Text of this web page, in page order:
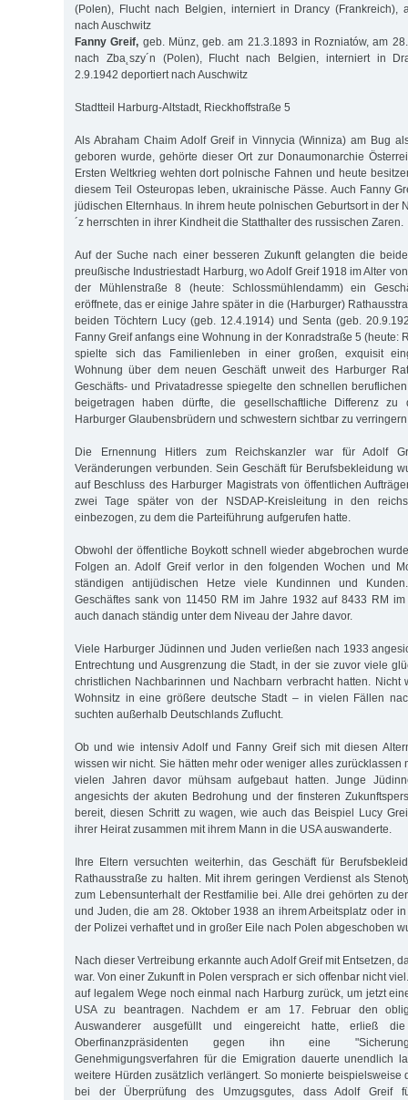
(Polen), Flucht nach Belgien, interniert in Drancy (Frankreich),
nach Auschwitz
Fanny Greif, geb. Münz, geb. am 21.3.1893 in Rozniatów, am
nach Zba˛szy´n (Polen), Flucht nach Belgien, interniert in
2.9.1942 deportiert nach Auschwitz
Stadtteil Harburg-Altstadt, Rieckhoffstraße 5
Als Abraham Chaim Adolf Greif in Vinnycia (Winniza) am Bug
geboren wurde, gehörte dieser Ort zur Donaumonarchie
Ersten Weltkrieg wehten dort polnische Fahnen und heute
diesem Teil Osteuropas leben, ukrainische Pässe. Auch Fanny
jüdischen Elternhaus. In ihrem heute polnischen Geburtsort in der
´z herrschten in ihrer Kindheit die Statthalter des russischen Zaren.
Auf der Suche nach einer besseren Zukunft gelangten die
preußische Industriestadt Harburg, wo Adolf Greif 1918 im Alter
der Mühlenstraße 8 (heute: Schlossmühlendamm) ein
eröffnete, das er einige Jahre später in die (Harburger)
beiden Töchtern Lucy (geb. 12.4.1914) und Senta (geb.
Fanny Greif anfangs eine Wohnung in der Konradstraße 5 (heute:
spielte sich das Familienleben in einer großen, exquisit
Wohnung über dem neuen Geschäft unweit des Harburger
Geschäfts- und Privatadresse spiegelte den schnellen
beigetragen haben dürfte, die gesellschaftliche Differenz zu
Harburger Glaubensbrüdern und schwestern sichtbar zu
Die Ernennung Hitlers zum Reichskanzler war für Adolf
Veränderungen verbunden. Sein Geschäft für Berufsbekleidung
auf Beschluss des Harburger Magistrats von öffentlichen
zwei Tage später von der NSDAP-Kreisleitung in den
einbezogen, zu dem die Par­teiführung aufgerufen hatte.
Obwohl der öffentliche Boykott schnell wieder abgebrochen
Folgen an. Adolf Greif verlor in den folgenden Wochen und
ständigen antijüdischen Hetze viele Kundinnen und
Geschäftes sank von 11450 RM im Jahre 1932 auf 8433 RM
auch danach ständig unter dem Niveau der Jahre davor.
Viele Harburger Jüdinnen und Juden verließen nach 1933
Entrechtung und Ausgrenzung die Stadt, in der sie zuvor viele
christlichen Nachbarinnen und Nachbarn verbracht hatten. Nicht
Wohnsitz in eine größere deutsche Stadt – in vielen Fällen
suchten außerhalb Deutschlands Zuflucht.
Ob und wie intensiv Adolf und Fanny Greif sich mit diesen
wissen wir nicht. Sie hätten mehr oder weniger alles zurücklassen
vielen Jahren davor mühsam aufgebaut hatten. Junge
angesichts der akuten Bedrohung und der finsteren
bereit, diesen Schritt zu wagen, wie auch das Beispiel Lucy
ihrer Heirat zusammen mit ihrem Mann in die USA auswanderte.
Ihre Eltern versuchten weiterhin, das Geschäft für
Rathausstraße zu halten. Mit ihrem geringen Verdienst als
zum Lebensunterhalt der Restfamilie bei. Alle drei gehörten zu
und Juden, die am 28. Oktober 1938 an ihrem Arbeitsplatz oder
der Polizei verhaftet und in großer Eile nach Polen abgeschoben
Nach dieser Vertreibung erkannte auch Adolf Greif mit Entsetzen,
war. Von einer Zukunft in Polen versprach er sich offenbar nicht
auf legalem Wege noch einmal nach Harburg zurück, um jetzt
USA zu beantragen. Nachdem er am 17. Februar den
Auswanderer ausgefüllt und eingereicht hatte, erließ
Oberfinanzpräsidenten gegen ihn eine
Genehmigungsverfahren für die Emigration dauerte unendlich
weitere Hürden zusätzlich verlängert. So monierte beispielsweise
bei der Überprüfung des Umzugsgutes, dass Adolf Greif